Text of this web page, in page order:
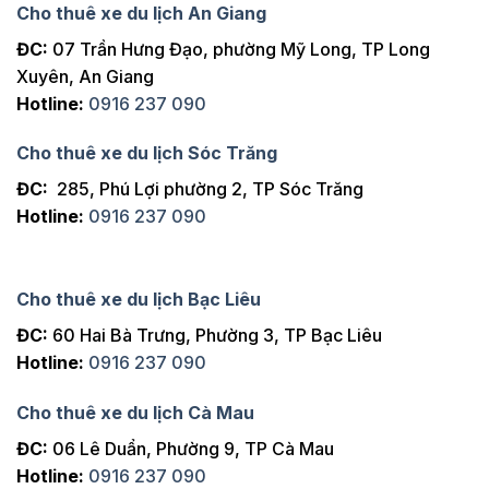
Cho thuê xe du lịch An Giang
ĐC: 07 Trần Hưng Đạo, phường Mỹ Long, TP Long
Xuyên, An Giang
Hotline: 0916 237 090
Cho thuê xe du lịch Sóc Trăng
ĐC: 285, Phú Lợi phường 2, TP Sóc Trăng
Hotline: 0916 237 090
Cho thuê xe du lịch Bạc Liêu
ĐC: 60 Hai Bà Trưng, Phường 3, TP Bạc Liêu
Hotline: 0916 237 090
Cho thuê xe du lịch Cà Mau
ĐC: 06 Lê Duẩn, Phường 9, TP Cà Mau
Hotline: 0916 237 090